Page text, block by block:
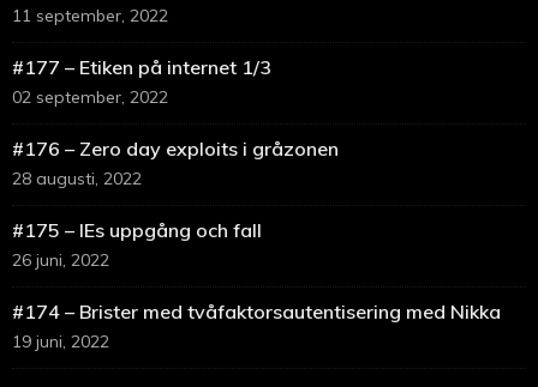
11 september, 2022
#177 – Etiken på internet 1/3
02 september, 2022
#176 – Zero day exploits i gråzonen
28 augusti, 2022
#175 – IEs uppgång och fall
26 juni, 2022
#174 – Brister med tvåfaktorsautentisering med Nikka
19 juni, 2022